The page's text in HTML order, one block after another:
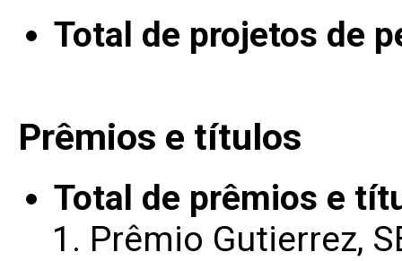
Total de projetos de
Prêmios e títulos
Total de prêmios e
Prêmio Gutierrez,